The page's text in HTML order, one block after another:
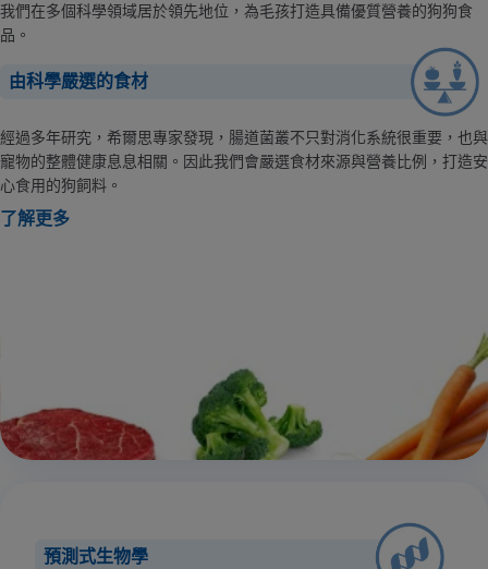
我們在多個科學領域居於領先地位，為毛孩打造具備優質營養的狗狗食
品。
由科學嚴選的食材
經過多年研究，希爾思專家發現，腸道菌叢不只對消化系統很重要，也與
寵物的整體健康息息相關。因此我們會嚴選食材來源與營養比例，打造安
心食用的狗飼料。
了解更多
預測式生物學